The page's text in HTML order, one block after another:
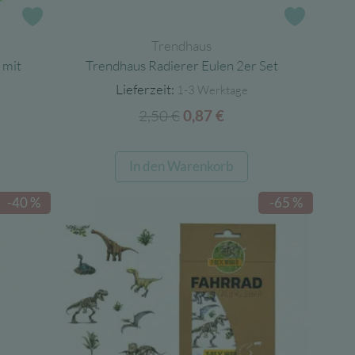
mit
Trendhaus
Trendhaus Radierer Eulen 2er Set
Lieferzeit: 1-3 Werktage
2,50€ Ursprünglicher
war:
2,50 €
0,87€
ist:
0,87 €.
In den Warenkorb
-40 % -65 %